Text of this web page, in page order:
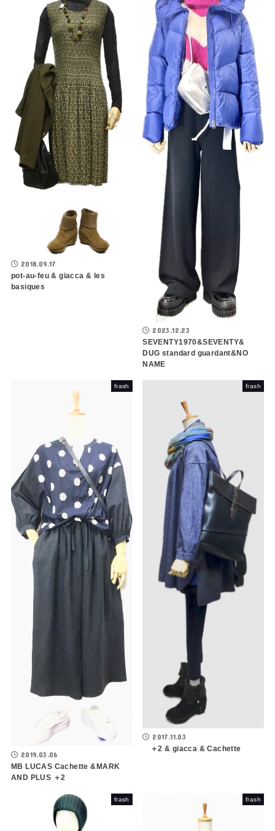
2018.09.17
pot-au-feu & giacca & les
basiques
2023.12.23
SEVENTY1970&SEVENTY&
DUG standard guardant&NO
NAME
frash
2019.03.06
MB LUCAS Cachette &MARK
AND PLUS ＋2
frash
2017.11.03
＋2 & giacca & Cachette
frash frash